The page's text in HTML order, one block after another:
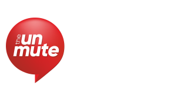
content